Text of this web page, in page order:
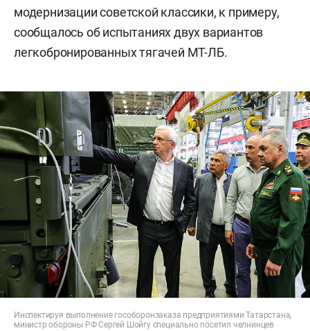
модернизации советской классики, к примеру,
сообщалось об испытаниях двух вариантов
легкобронированных тягачей МТ-ЛБ.
Инспектируя выполнение гособоронзаказа предприятиями Татарстана,
министр обороны РФ Сергей Шойгу специально посетил челнинцев